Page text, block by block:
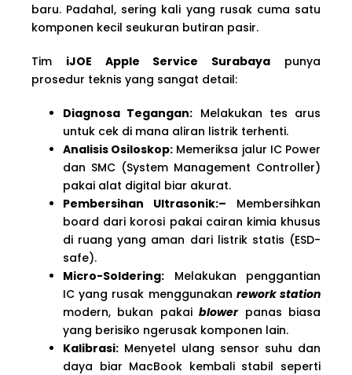
baru. Padahal, sering kali yang rusak cuma satu
komponen kecil seukuran butiran pasir.
Tim iJOE Apple Service Surabaya punya
prosedur teknis yang sangat detail:
Diagnosa Tegangan: Melakukan tes arus
untuk cek di mana aliran listrik terhenti.
Analisis Osiloskop: Memeriksa jalur IC Power
dan SMC (System Management Controller)
pakai alat digital biar akurat.
Pembersihan Ultrasonik:– Membersihkan
board dari korosi pakai cairan kimia khusus
di ruang yang aman dari listrik statis (ESD-
safe).
Micro-Soldering: Melakukan penggantian
IC yang rusak menggunakan rework station
modern, bukan pakaiblowerpanas biasa
yang berisiko ngerusak komponen lain.
Kalibrasi: Menyetel ulang sensor suhu dan
daya biar MacBook kembali stabil seperti